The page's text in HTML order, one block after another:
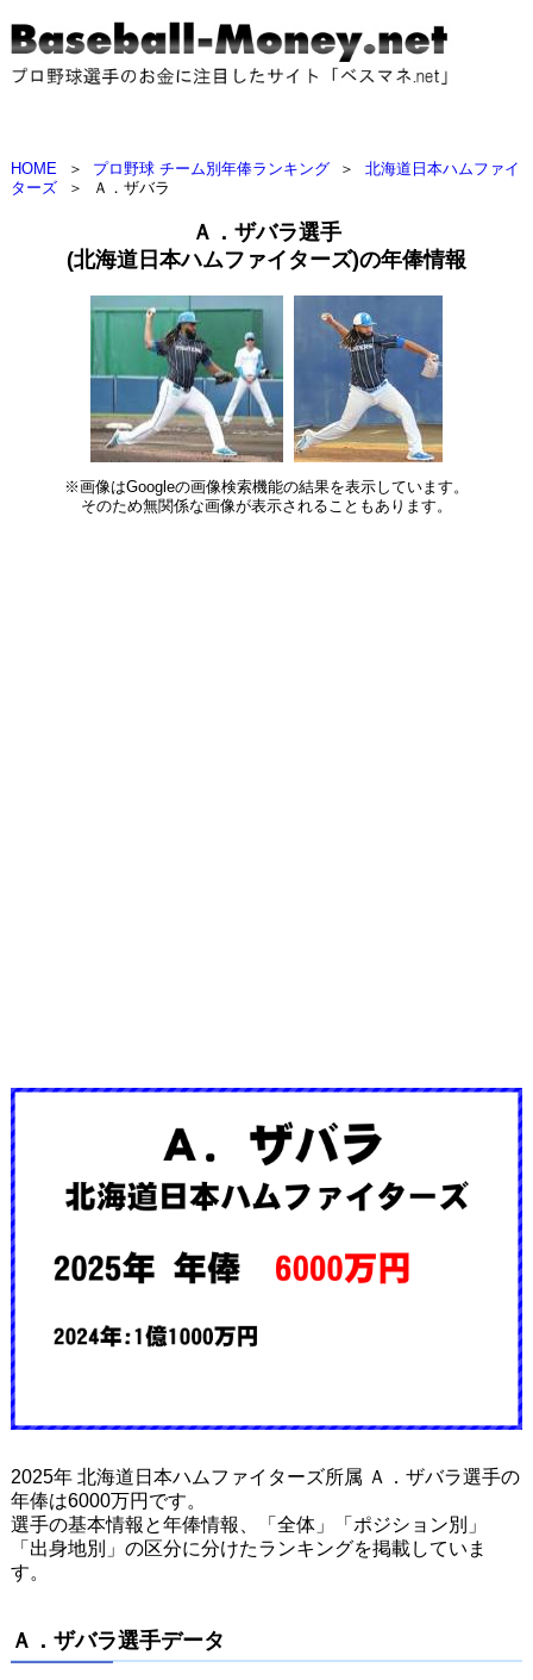
HOME ＞ プロ野球 チーム別年俸ランキング ＞
北海道日本ハムファイ
ターズ
＞ Ａ．ザバラ
Ａ．ザバラ選手
(北海道日本ハムファイターズ)の年俸情報
※画像はGoogleの画像検索機能の結果を表示しています。
そのため無関係な画像が表示されることもあります。
2025年 北海道日本ハムファイターズ所属 Ａ．ザバラ選手の
年俸は6000万円です。
選手の基本情報と年俸情報、「全体」「ポジション別」
「出身地別」の区分に分けたランキングを掲載していま
す。
Ａ．ザバラ選手データ